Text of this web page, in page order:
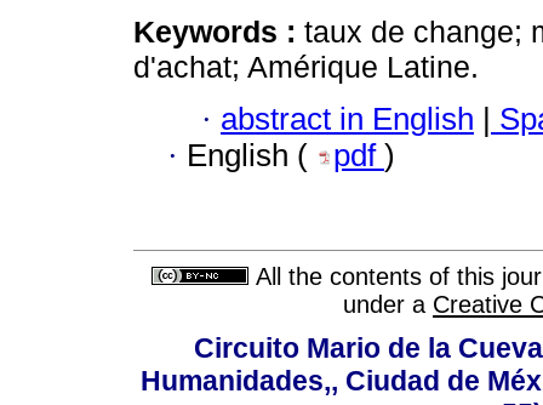
Keywords : taux de change;
d'achat; Amérique Latine.
· abstract in English |
· English ( pdf )
All the contents of this
under a Creative
Circuito Mario de la
Humanidades,, Ciudad de